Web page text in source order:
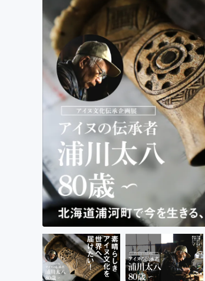
テクノロジー・ガジェ
映像・映画
ビジネス・起業
まちづくり・地域活性